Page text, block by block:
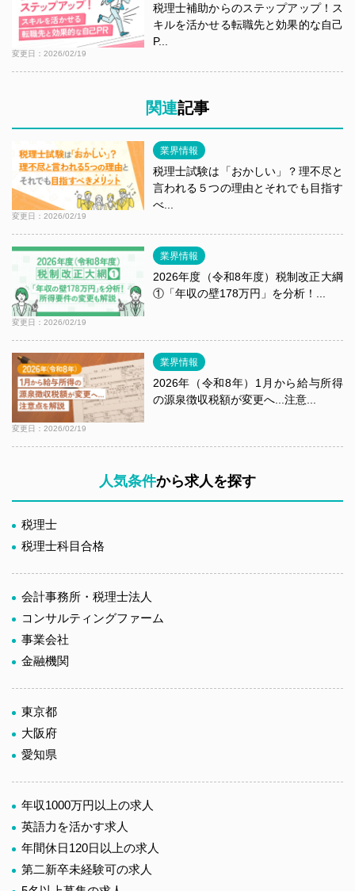
変更日：2026/02/19
税理士補助からのステップアップ！ス
キルを活かせる転職先と効果的な自己
P...
関連記事
変更日：2026/02/19
業界情報
税理士試験は「おかしい」？理不尽と
言われる５つの理由とそれでも目指す
べ...
変更日：2026/02/19
業界情報
2026年度（令和8年度）税制改正大綱
①「年収の壁178万円」を分析！...
変更日：2026/02/19
業界情報
2026年（令和8年）1月から給与所得
の源泉徴収税額が変更へ...注意...
人気条件から求人を探す
税理士
税理士科目合格
会計事務所・税理士法人
コンサルティングファーム
事業会社
金融機関
東京都
大阪府
愛知県
年収1000万円以上の求人
英語力を活かす求人
年間休日120日以上の求人
第二新卒未経験可の求人